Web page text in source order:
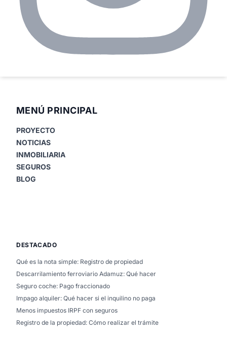
MENÚ PRINCIPAL
PROYECTO
NOTICIAS
INMOBILIARIA
SEGUROS
BLOG
DESTACADO
Qué es la nota simple: Registro de propiedad
Descarrilamiento ferroviario Adamuz: Qué hacer
Seguro coche: Pago fraccionado
Impago alquiler: Qué hacer si el inquilino no paga
Menos impuestos IRPF con seguros
Registro de la propiedad: Cómo realizar el trámite